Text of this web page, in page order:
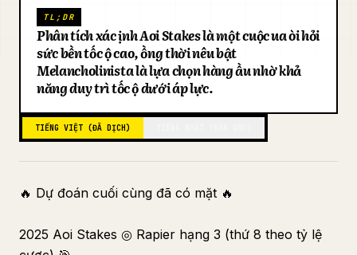
Tải xuống
TL;DR
Phân tích xác định Aoi Stakes là một cuộc đua đòi hỏi
sức bền tốc độ cao, đồng thời nêu bật
Melancholinista là lựa chọn hàng đầu nhờ khả
năng duy trì tốc độ dưới áp lực.
TIẾNG VIỆT (ĐÃ DỊCH)
🔥 Dự đoán cuối cùng đã có mặt 🔥
2025 Aoi Stakes ◎ Rapier hạng 3 (thứ 8 theo tỷ lệ